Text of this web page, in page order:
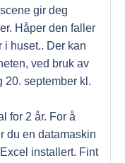
gir deg
Håper den faller
i huset.. Der kan
ved bruk av
20. september kl.
for 2 år. For å
du en datamaskin
installert. Fint